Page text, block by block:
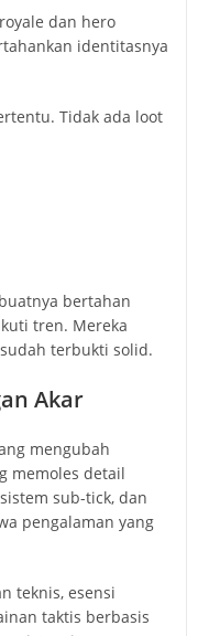
dan hero
identitasnya
Tidak ada loot
bertahan
tren. Mereka
terbukti solid.
Akar
mengubah
memoles detail
sub-tick, dan
pengalaman yang
teknis, esensi
taktis berbasis